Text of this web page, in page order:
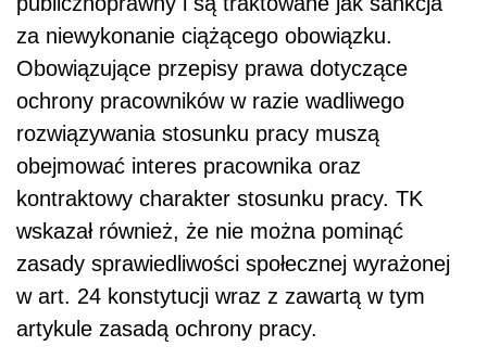
za niewykonanie ciążącego obowiązku.
Obowiązujące przepisy prawa dotyczące
ochrony pracowników w razie wadliwego
rozwiązywania stosunku pracy muszą
obejmować interes pracownika oraz
kontraktowy charakter stosunku pracy. TK
wskazał również, że nie można pominąć
zasady sprawiedliwości społecznej wyrażonej
w art. 24 konstytucji wraz z zawartą w tym
artykule zasadą ochrony pracy.